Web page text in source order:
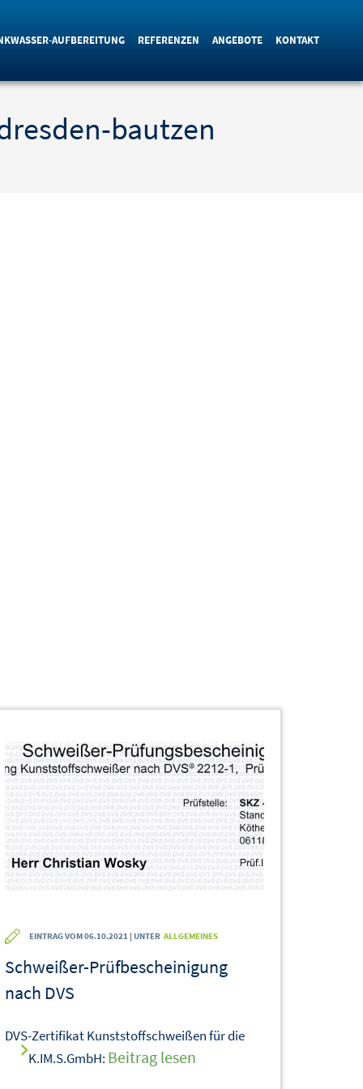
AUFBEREITUNG REFERENZEN ANGEBOTE KONTAKT
bautzen
EINTRAG VOM 06.10.2021 | UNTER ALLGEMEINES
Schweißer-Prüfbescheinigung
nach DVS
DVS-Zertifikat Kunststoffschweißen für die
K.IM.S.GmbH: Beitrag lesen